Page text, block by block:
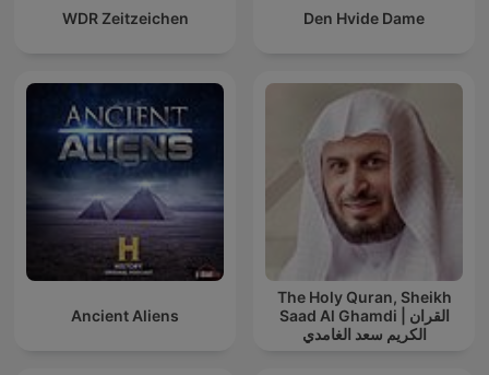
WDR Zeitzeichen Den Hvide Dame
Ancient Aliens
The Holy Quran, Sheikh
Saad Al Ghamdi | القران
الكريم سعد الغامدي